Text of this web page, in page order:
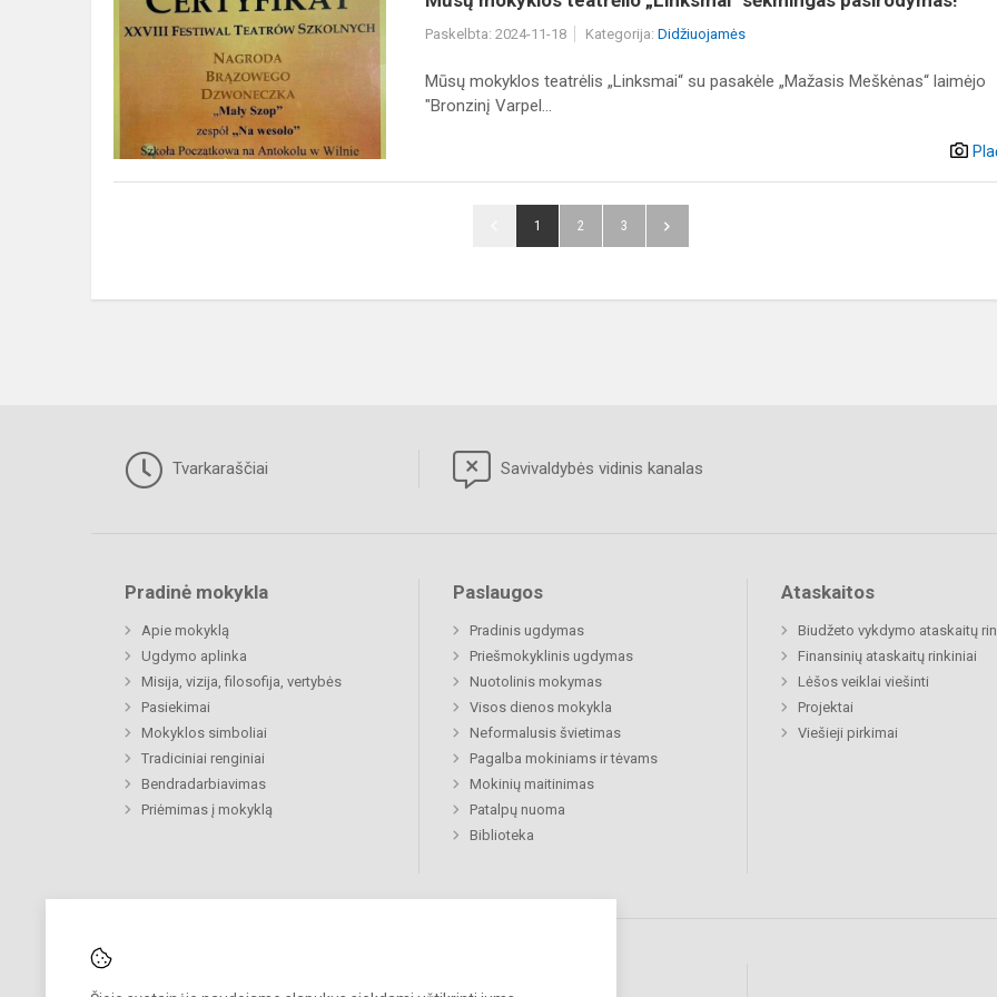
mokyklos
pasirodymas!
Paskelbta: 2024-11-18 Kategorija: Didžiuojamės
Mūsų mokyklos teatrėlis „Linksmai“ su pasakėle „Mažasis Meškėnas“ laimėjo
"Bronzinį Varpel...
1 2 3
Tvarkaraščiai Savivaldybės vidinis kanalas
Pradinė mokykla
Apie mokyklą
Ugdymo aplinka
Misija, vizija, filosofija, vertybės
Pasiekimai
Mokyklos simboliai
Tradiciniai renginiai
Bendradarbiavimas
Priėmimas į mokyklą
Paslaugos
Pradinis ugdymas
Priešmokyklinis ugdymas
Nuotolinis mokymas
Visos dienos mokykla
Neformalusis švietimas
Pagalba mokiniams ir tėvams
Mokinių maitinimas
Patalpų nuoma
Biblioteka
Ataskaitos
Biudžeto vykdymo ataskaitų
Finansinių ataskaitų rinkiniai
Lėšos veiklai viešinti
Projektai
Viešieji pirkimai